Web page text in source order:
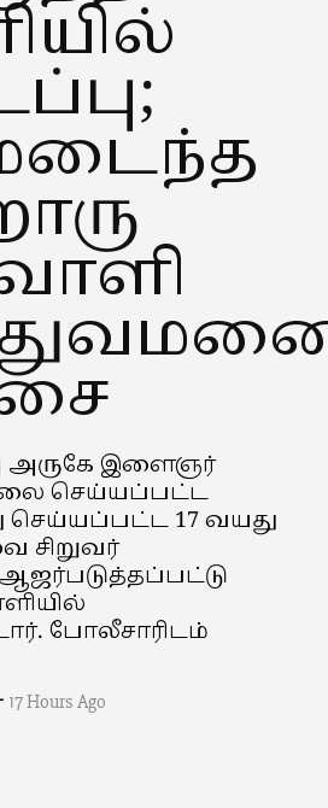
அருகே இளைஞர்
செய்யப்பட்ட
செய்யப்பட்ட 17 வயது
சிறுவர்
போலீசாரிடம்
17 Hours Ago